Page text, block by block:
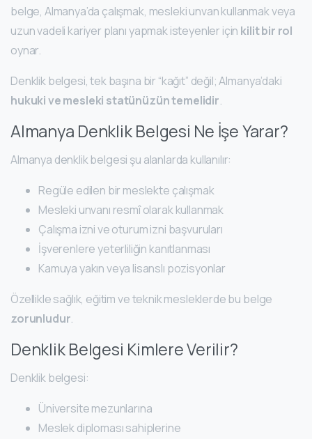
belge, Almanya’da çalışmak, mesleki unvan kullanmak veya
uzun vadeli kariyer planı yapmak isteyenler için kilit bir rol
oynar.
Denklik belgesi, tek başına bir “kağıt” değil; Almanya’daki
hukuki ve mesleki statünüzün temelidir.
Almanya Denklik Belgesi Ne İşe Yarar?
Almanya denklik belgesi şu alanlarda kullanılır:
Regüle edilen bir meslekte çalışmak
Mesleki unvanı resmî olarak kullanmak
Çalışma izni ve oturum izni başvuruları
İşverenlere yeterliliğin kanıtlanması
Kamuya yakın veya lisanslı pozisyonlar
Özellikle sağlık, eğitim ve teknik mesleklerde bu belge
zorunludur.
Denklik Belgesi Kimlere Verilir?
Denklik belgesi:
Üniversite mezunlarına
Meslek diploması sahiplerine